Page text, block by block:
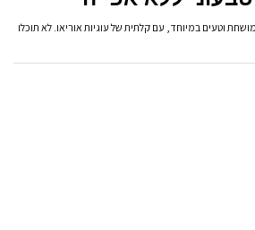
וטעים במיוחד, עם קלתית של עוגיות אוריאו. לא תוכלו